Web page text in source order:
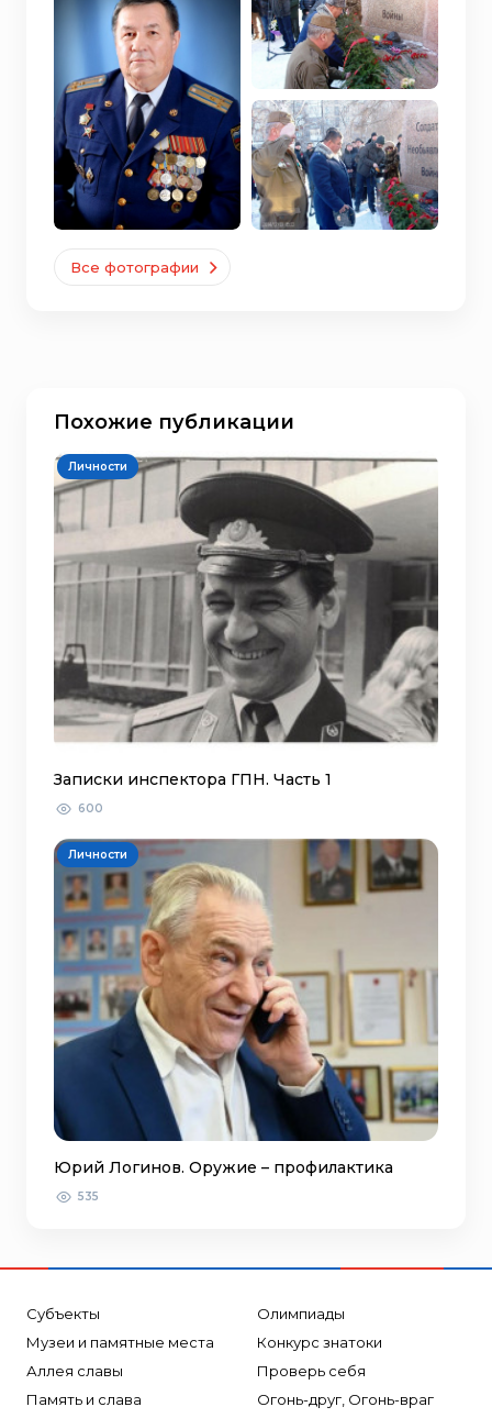
Все фотографии
Похожие публикации
Личности
Записки инспектора ГПН. Часть 1
600
Личности
Юрий Логинов. Оружие – профилактика
535
Субъекты
Музеи и памятные места
Аллея славы
Память и слава
Олимпиады
Конкурс знатоки
Проверь себя
Огонь-друг, Огонь-враг